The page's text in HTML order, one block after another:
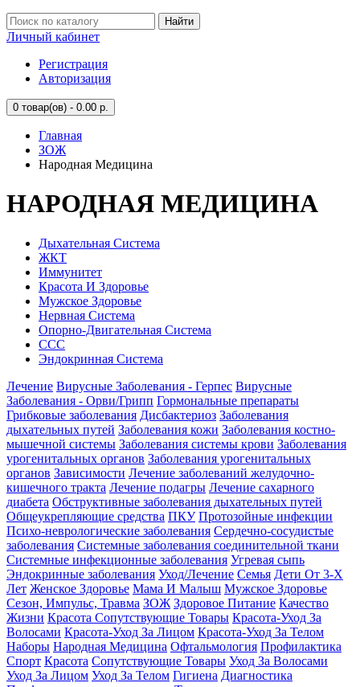
Найти
Личный кабинет
Регистрация
Авторизация
0 товар(ов) - 0.00 р.
Главная
ЗОЖ
Народная Медицина
НАРОДНАЯ МЕДИЦИНА
Дыхательная Система
ЖКТ
Иммунитет
Красота И Здоровье
Мужское Здоровье
Нервная Система
Опорно-Двигательная Система
ССС
Эндокринная Система
Лечение Вирусные Заболевания - Герпес Вирусные
Заболевания - Орви/Грипп Гормональные препараты
Грибковые заболевания Дисбактериоз Заболевания
дыхательных путей Заболевания кожи Заболевания костно-
мышечной системы Заболевания системы крови Заболевания
урогенитальных органов Заболевания урогенитальных
органов Зависимости Лечение заболеваний желудочно-
кишечного тракта Лечение подагры Лечение сахарного
диабета Обструктивные заболевания дыхательных путей
Общеукрепляющие средства ПКУ Протозойные инфекции
Психо-неврологические заболевания Сердечно-сосудистые
заболевания Системные заболевания соединительной ткани
Системные инфекционные заболевания Угревая сыпь
Эндокринные заболевания Уход/Лечение Семья Дети От 3-Х
Лет Женское Здоровье Мама И Малыш Мужское Здоровье
Сезон, Импульс, Травма ЗОЖ Здоровое Питание Качество
Жизни Красота Сопутствующие Товары Красота-Уход За
Волосами Красота-Уход За Лицом Красота-Уход За Телом
Наборы Народная Медицина Офтальмология Профилактика
Спорт Красота Сопутствующие Товары Уход За Волосами
Уход За Лицом Уход За Телом Гигиена Диагностика